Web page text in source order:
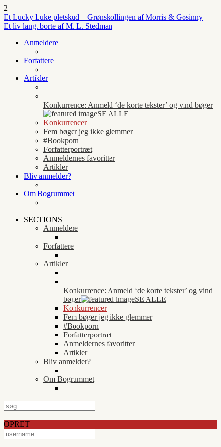
2
Et Lucky Luke pletskud – Grønskollingen af Morris & Gosinny
Et liv langt borte af M. L. Stedman
Anmeldere
Forfattere
Artikler
Konkurrence: Anmeld ‘de korte tekster’ og vind bøger
SE ALLE
Konkurrencer
Fem bøger jeg ikke glemmer
#Bookporn
Forfatterportræt
Anmeldernes favoritter
Artikler
Bliv anmelder?
Om Bogrummet
SECTIONS
Anmeldere
Forfattere
Artikler
Konkurrence: Anmeld ‘de korte tekster’ og vind
bøger
SE ALLE
Konkurrencer
Fem bøger jeg ikke glemmer
#Bookporn
Forfatterportræt
Anmeldernes favoritter
Artikler
Bliv anmelder?
Om Bogrummet
OPRET